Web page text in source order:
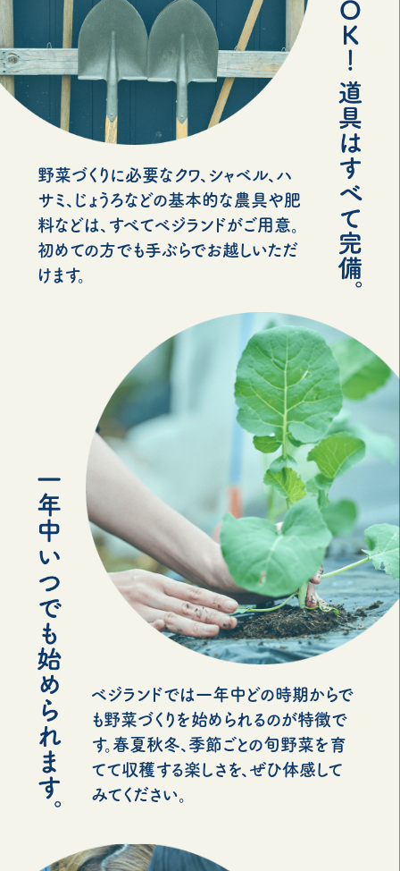
野菜づくりに必要なクワ、シャベル、ハ
サミ、じょうろなどの基本的な農具や肥
料などは、すべてベジランドがご用意。
初めての方でも手ぶらでお越しいただ
けます。
ベジランドでは一年中どの時期からで
も野菜づくりを始められるのが特徴で
す。春夏秋冬、季節ごとの旬野菜を育
てて収穫する楽しさを、ぜひ体感して
みてください。